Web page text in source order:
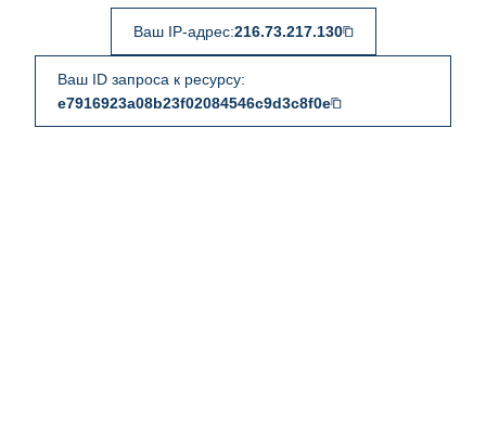
Ваш IP-адрес:216.73.217.130
Ваш ID запроса к ресурсу:
e7916923a08b23f02084546c9d3c8f0e